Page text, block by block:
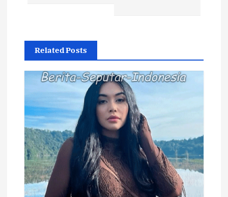
s
p
o
s
Related Posts